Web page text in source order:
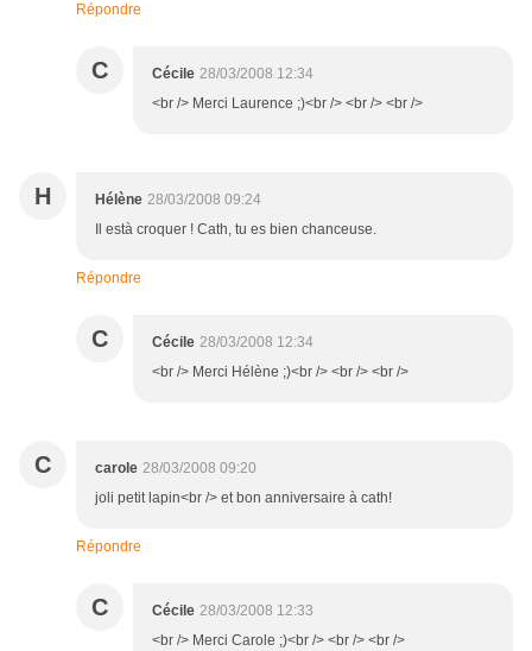
Répondre
C Cécile 28/03/2008 12:34
<br /> Merci Laurence ;)<br /> <br /> <br />
H Hélène 28/03/2008 09:24
Il està croquer ! Cath, tu es bien chanceuse.
Répondre
C Cécile 28/03/2008 12:34
<br /> Merci Hélène ;)<br /> <br /> <br />
C carole 28/03/2008 09:20
joli petit lapin<br /> et bon anniversaire à cath!
Répondre
C Cécile 28/03/2008 12:33
<br /> Merci Carole ;)<br /> <br /> <br />